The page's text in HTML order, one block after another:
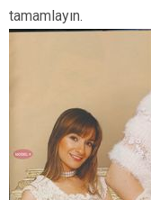
tamamlayın.